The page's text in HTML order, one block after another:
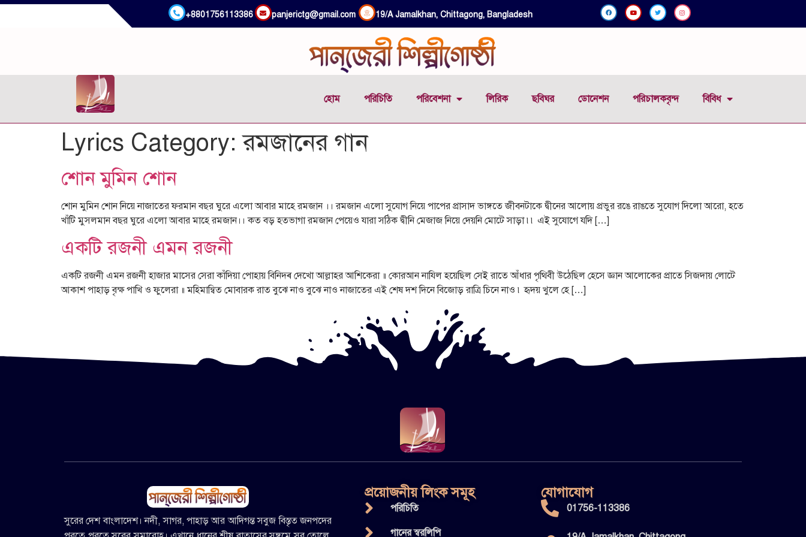
+8801756113386 panjerictg@gmail.com 19/A Jamalkhan, Chittagong, Bangladesh
হোম পরিচিতি পরিবেশনা লিরিক ছবিঘর ডোনেশন পরিচালকবৃন্দ বিবিধ
Lyrics Category:রমজানের গান
শোন মুমিন শোন
শোন মুমিন শোন নিয়ে নাজাতের ফরমান বছর ঘুরে এলো আবার মাহে রমজান ।। রমজান এলো সুযোগ নিয়ে পাপের প্রাসাদ ভাঙ্গতে জীবনটাকে দ্বীনের আলোয় প্রভুর রঙে রাঙতে সুযোগ দিলো আরো, হতে
খাঁটি মুসলমান বছর ঘুরে এলো আবার মাহে রমজান।। কত বড় হতভাগা রমজান পেয়েও যারা সঠিক দ্বীনি মেজাজ নিয়ে দেয়নি মোটে সাড়া ৷৷ এই সুযোগে যদি […]
একটি রজনী এমন রজনী
একটি রজনী এমন রজনী হাজার মাসের সেরা কাঁদিয়া পোহায় বিনিদ্ৰ দেখো আল্লাহর আশিকেরা ॥ কোরআন নাযিল হয়েছিল সেই রাতে আঁধার পৃথিবী উঠেছিল হেসে জ্ঞান আলোকের প্রাতে সিজদায় লোটে
আকাশ পাহাড় বৃক্ষ পাখি ও ফুলেরা ॥ মহিমান্বিত মোবারক রাত বুঝে নাও বুঝে নাও নাজাতের এই শেষ দশ দিনে বিজোড় রাত্রি চিনে নাও ৷ হৃদয় খুলে হে […]
সুরের দেশ বাংলাদেশ। নদী, সাগর, পাহাড় আর আদিগন্ত সবুজ বিস্তৃত জনপদের
প্রয়োজনীয় লিংক সমূহ
পরিচিতি
গানের স্বরলিপি
যোগাযোগ
01756-113386